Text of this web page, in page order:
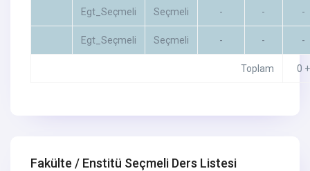
Egt_Seçmeli Seçmeli - - -
Egt_Seçmeli Seçmeli - - -
Toplam 0 +
Fakülte / Enstitü Seçmeli Ders Listesi